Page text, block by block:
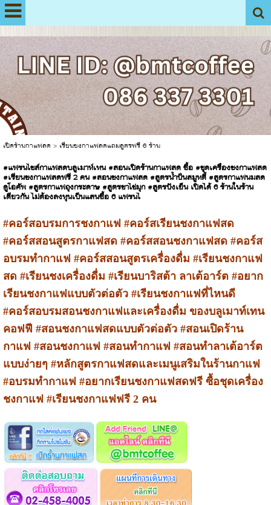
เปิดร้านกาแฟสด > เรียนชงกาแฟสดแถมสูตรฟรี 6 ร้าน
#แฟรนไชส์กาแฟสดบลูเมาท์เทน #สอนเปิดร้านกาแฟสด ซื้อ #ชุดเครื่องชงกาแฟสด
#เรียนชงกาแฟสดฟรี 2 คน #สอนชงกาแฟสด #สูตรน้ำปั่นสมูทตี้ #สูตรกาแฟนมสด
ดูโอคัพ #สูตรกาแฟถุงกระดาษ #สูตรชาไข่มุก #สูตรปังเย็น เปิดได้ 6 ร้านในร้าน
เดียวกัน ไม่ต้องลงทุนเป็นแสนซื้อ 6 แฟรนไ
#คอร์สอบรมการชงกาแฟ #คอร์สเรียนชงกาแฟสด
#คอร์สสอนสูตรกาแฟสด #คอร์สสอนชงกาแฟสด #คอร์ส
อบรมทำกาแฟ #คอร์สสอนสูตรเครื่องดื่ม #เรียนชงกาแฟ
สด #เรียนชงเครื่องดื่ม #เรียนบาริสต้า ลาเต้อาร์ต #อยาก
เรียนชงกาแฟแบบตัวต่อตัว #เรียนชงกาแฟที่ไหนดี
#คอร์สอบรมสอนชงกาแฟและเครื่องดื่ม ของบลูเมาท์เทน
คอฟฟี #สอนชงกาแฟสดแบบตัวต่อตัว #สอนเปิดร้าน
กาแฟ #สอนชงกาแฟ #สอนทำกาแฟ #สอนทำลาเต้อาร์ต
แบบง่ายๆ #หลักสูตรกาแฟสดและเมนูเสริมในร้านกาแฟ
#อบรมทำกาแฟ #อยากเรียนชงกาแฟสดฟรี ซื้อชุดเครื่อง
ชงกาแฟ #เรียนชงกาแฟฟรี 2 คน